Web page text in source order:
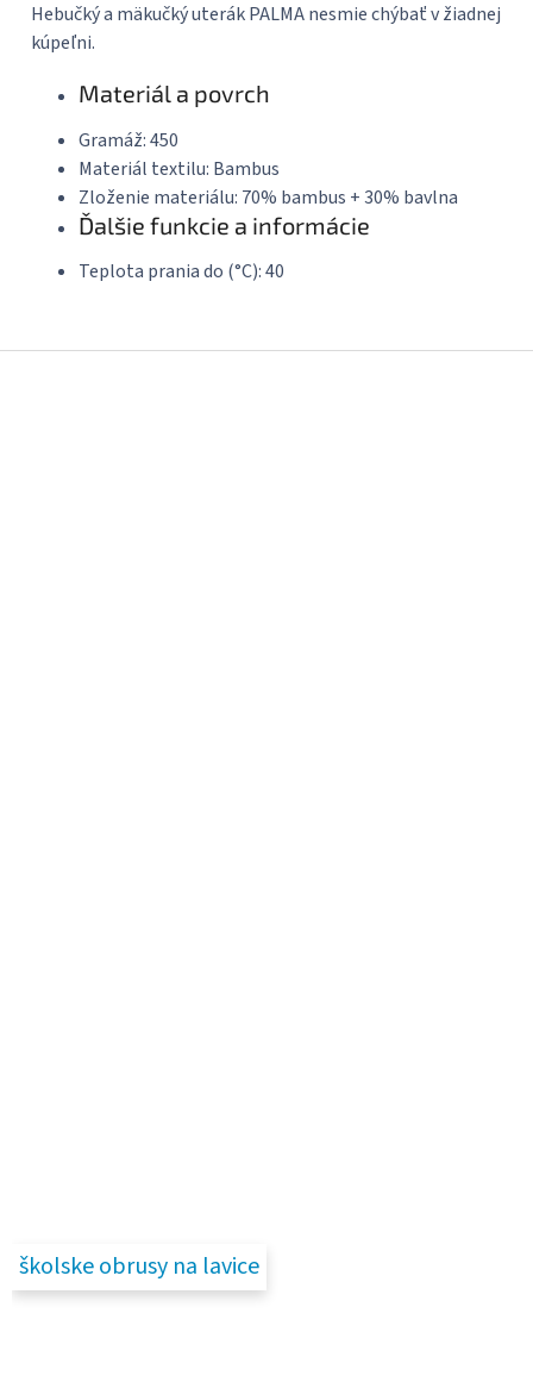
Hebučký a mäkučký uterák PALMA nesmie chýbať v žiadnej
kúpeľni.
Materiál a povrch
Gramáž:450
Materiál textilu: Bambus
Zloženie materiálu: 70% bambus + 30% bavlna
Ďalšie funkcie a informácie
Teplota prania do (°C):40
školske obrusy na lavice